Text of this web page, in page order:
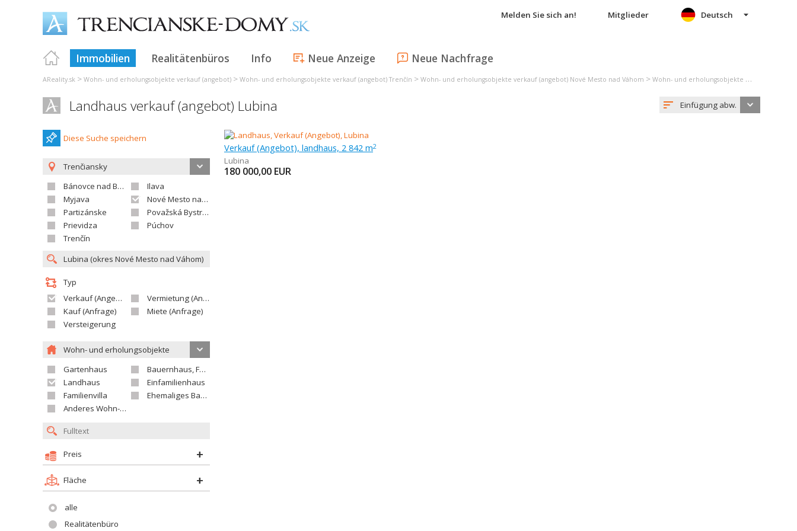
Melden Sie sich an! Mitglieder
Immobilien Realitätenbüros Info Neue Anzeige Neue Nachfrage
Deutsch
AReality.sk > Wohn- und erholungsobjekte verkauf (angebot) > Wohn- und erholungsobjekte verkauf (angebot) Trenčín > Wohn- und erholungsobjekte verkauf (angebot) Nové Mesto nad Váhom > Wohn- und erholungsobjekte verkauf (angebot) Lubina
Landhaus verkauf (angebot) Lubina Einfügung abw.
Diese Suche speichern
Trenčiansky
Bánovce nad Bebravou
Ilava
Myjava
Nové Mesto nad Váhom
Partizánske
Považská Bystrica
Prievidza
Púchov
Trenčín
Typ
Verkauf (Angebot)
Vermietung (Angebot)
Kauf (Anfrage)
Miete (Anfrage)
Versteigerung
Wohn- und erholungsobjekte
Gartenhaus
Bauernhaus, Ferienhaus
Landhaus
Einfamilienhaus
Familienvilla
Ehemaliges Bauerngut
Anderes Wohn- oder Ferienobjekt
Preis
Fläche
alle
Realitätenbüro
Verkauf (Angebot), landhaus, 2 842 m2
Lubina
180 000,00 EUR